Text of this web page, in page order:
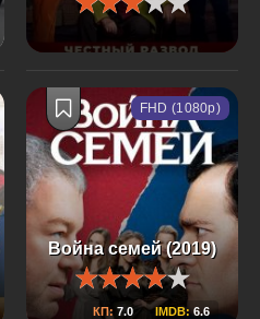
Война семей (2019)
КП: 7.0 IMDB:6.6
FHD (1080p)